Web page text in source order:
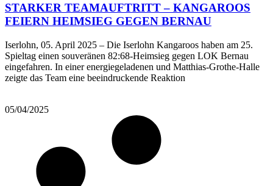
STARKER TEAMAUFTRITT – KANGAROOS
FEIERN HEIMSIEG GEGEN BERNAU
Iserlohn, 05. April 2025 – Die Iserlohn Kangaroos haben am 25.
Spieltag einen souveränen 82:68-Heimsieg gegen LOK Bernau
eingefahren. In einer energiegeladenen und Matthias-Grothe-Halle
zeigte das Team eine beeindruckende Reaktion
05/04/2025